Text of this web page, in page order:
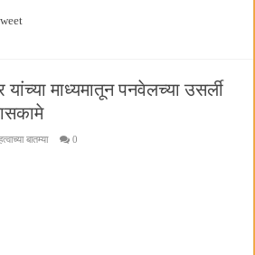
माध्यमातून पनवेलच्या उसर्ली
बातम्या 0